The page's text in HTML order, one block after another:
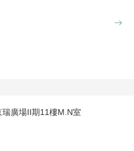
廣場II期11樓M.N室